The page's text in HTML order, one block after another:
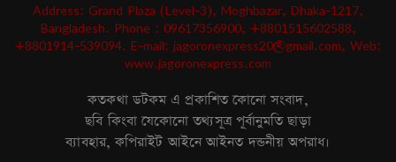
Address: Grand Plaza (Level-3), Moghbazar, Dhaka-1217,
Bangladesh. Phone : 09617356900, +8801515602588,
+8801914-539094. E-mail: jagoronexpress20@gmail.com, Web:
www.jagoronexpress.com
কতকথা ডটকম এ প্রকাশিত কোনো সংবাদ,
ছবি কিংবা যেকোনো তথ্যসূত্র পূর্বানুমতি ছাড়া
ব্যাবহার, কপিরাইট আইনে আইনত দন্ডনীয় অপরাধ।